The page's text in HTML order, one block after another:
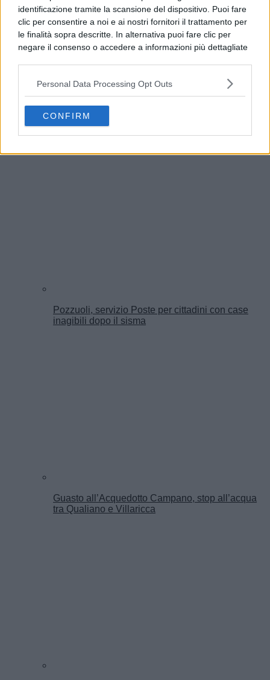
identificazione tramite la scansione del dispositivo. Puoi fare
clic per consentire a noi e ai nostri fornitori il trattamento per
le finalità sopra descritte. In alternativa puoi fare clic per
negare il consenso o accedere a informazioni più dettagliate
possono non richiedere il tuo consenso, ma hai il diritto di
opporti a tale trattamento. Le tue preferenze si
preferenze in qualsiasi momento ritornando su questo sito o
consultando la nostrainformativa sulla riservatezza.
Personal Data Processing Opt Outs
CONFIRM
America’s Cup, Casamicciola espone le prime
Pozzuoli, servizio Poste per cittadini con case
inagibili dopo il sisma
Guasto all’Acquedotto Campano, stop all’acqua
tra Qualiano e Villaricca